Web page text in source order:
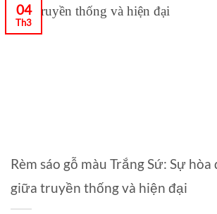
Rèm sáo gỗ màu Trắng Sứ: Sự
giữa truyền thống và hiện đại
04
Th3